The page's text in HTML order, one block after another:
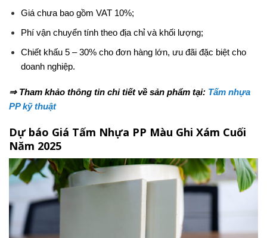
Giá chưa bao gồm VAT 10%;
Phí vận chuyển tính theo địa chỉ và khối lượng;
Chiết khấu 5 – 30% cho đơn hàng lớn, ưu đãi đặc biệt cho
doanh nghiệp.
⇒ Tham khảo thông tin chi tiết về sản phẩm tại: Tấm nhựa
PP kỹ thuật
Dự báo Giá Tấm Nhựa PP Màu Ghi Xám Cuối
Năm 2025